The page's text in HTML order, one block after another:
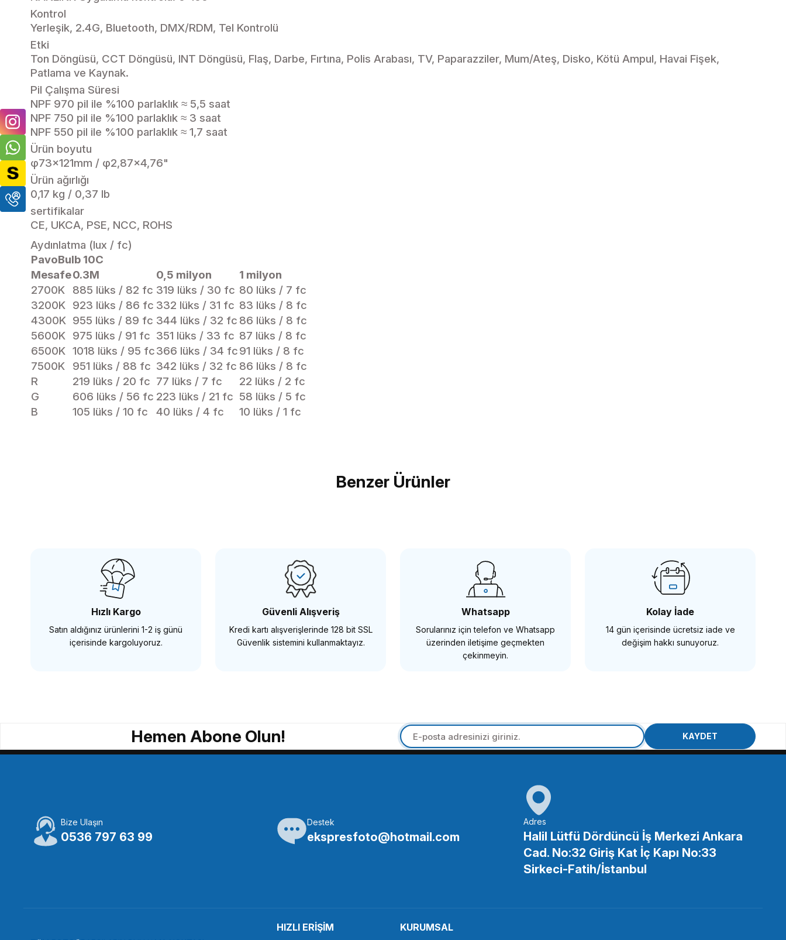
Kontrol
Yerleşik, 2.4G, Bluetooth, DMX/RDM, Tel Kontrolü
Etki
Ton Döngüsü, CCT Döngüsü, INT Döngüsü, Flaş, Darbe, Fırtına, Polis Arabası, TV, Paparazziler, Mum/Ateş, Disko, Kötü Ampul, Havai Fişek,
Patlama ve Kaynak.
Pil Çalışma Süresi
NPF 970 pil ile %100 parlaklık ≈ 5,5 saat
NPF 750 pil ile %100 parlaklık ≈ 3 saat
NPF 550 pil ile %100 parlaklık ≈ 1,7 saat
Ürün boyutu
φ73×121mm / φ2,87×4,76"
Ürün ağırlığı
0,17 kg / 0,37 lb
sertifikalar
CE, UKCA, PSE, NCC, ROHS
Aydınlatma (lux / fc)
PavoBulb 10C
Mesafe0.3M 0,5 milyon
1 milyon
2700K
885 lüks / 82 fc 319 lüks / 30 fc 80 lüks / 7 fc
3200K 923 lüks / 86 fc 332 lüks / 31 fc 83 lüks / 8 fc
4300K 955 lüks / 89 fc 344 lüks / 32 fc 86 lüks / 8 fc
5600K 975 lüks / 91 fc 351 lüks / 33 fc 87 lüks / 8 fc
6500K 1018 lüks / 95 fc366 lüks / 34 fc91 lüks / 8 fc
7500K
951 lüks / 88 fc 342 lüks / 32 fc 86 lüks / 8 fc
R
219 lüks / 20 fc 77 lüks / 7 fc
22 lüks / 2 fc
G
606 lüks / 56 fc 223 lüks / 21 fc 58 lüks / 5 fc
B
105 lüks / 10 fc 40 lüks / 4 fc 10 lüks / 1 fc
Benzer Ürünler
38.178,65 TL
STOKTA YOK
15.972,37 TL
STOKTA YOK
22.233,20 TL
STOKTA YOK
46.969,65 TL 4.618,91 TL
Tükendi
538,33 TL
NANLİTE
NANLİTE
Tükendi
Nanlite Forza 150 Beyaz LED Video Işığı
Hızlı Kargo
Satın aldığınız ürünlerini 1-2 iş günü
içerisinde kargoluyoruz.
Güvenli Alışveriş
Kredi kartı alışverişlerinde 128 bit SSL
Güvenlik sistemini kullanmaktayız.
Whatsapp
Sorularınız için telefon ve Whatsapp
üzerinden iletişime geçmekten
çekinmeyin.
Kolay İade
14 gün içerisinde ücretsiz iade ve
değişim hakkı sunuyoruz.
Hemen Abone Olun! KAYDET
Bize Ulaşın
0536 797 63 99
Destek
ekspresfoto@hotmail.com
Adres
Halil Lütfü Dördüncü İş Merkezi Ankara
Cad. No:32 Giriş Kat İç Kapı No:33
Sirkeci-Fatih/İstanbul
HIZLI ERİŞİM KURUMSAL